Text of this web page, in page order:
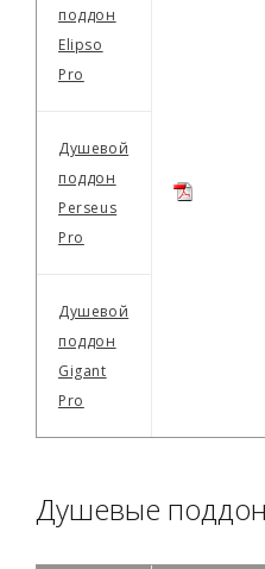
поддон
Elipso
Pro
Душевой
поддон
Perseus
Pro
Душевой
поддон
Gigant
Pro
Душевые